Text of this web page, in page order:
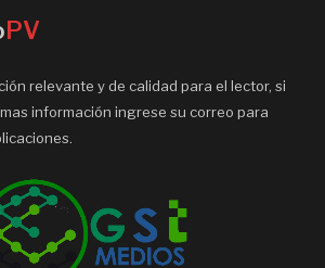
PV
relevante y de calidad para el lector, si
información ingrese su correo para